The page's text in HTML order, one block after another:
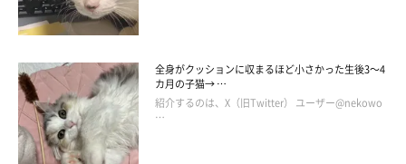
全身がクッションに収まるほど小さかった生後3～4
カ月の子猫→ …
紹介するのは、X（旧Twitter） ユーザー@nekowo
…